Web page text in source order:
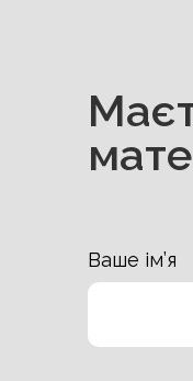
Ваше ім’я